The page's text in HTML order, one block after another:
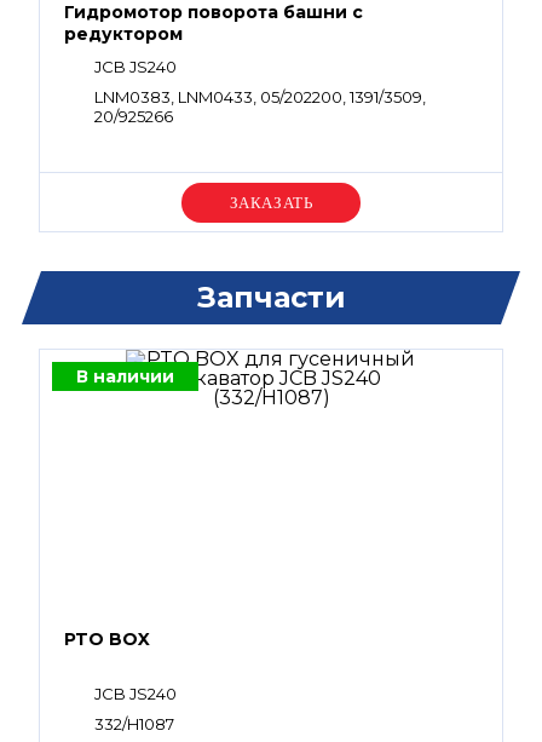
Гидромотор поворота башни с
редуктором
JCB JS240
LNM0383, LNM0433, 05/202200, 1391/3509,
20/925266
Уточняйте цену
Запчасти
В наличии
PTO BOX
JCB JS240
332/H1087